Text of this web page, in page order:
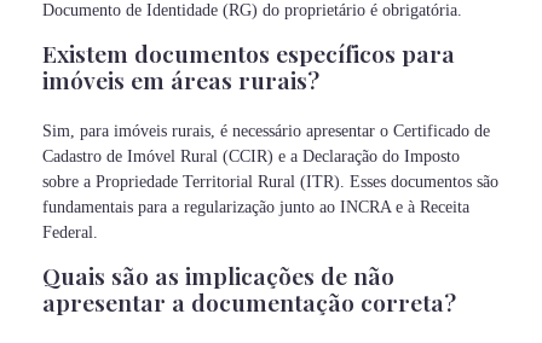
Documento de Identidade (RG) do proprietário é obrigatória.
Existem documentos específicos para
imóveis em áreas rurais?
Sim, para imóveis rurais, é necessário apresentar o Certificado de
Cadastro de Imóvel Rural (CCIR) e a Declaração do Imposto
sobre a Propriedade Territorial Rural (ITR). Esses documentos são
fundamentais para a regularização junto ao INCRA e à Receita
Federal.
Quais são as implicações de não
apresentar a documentação correta?